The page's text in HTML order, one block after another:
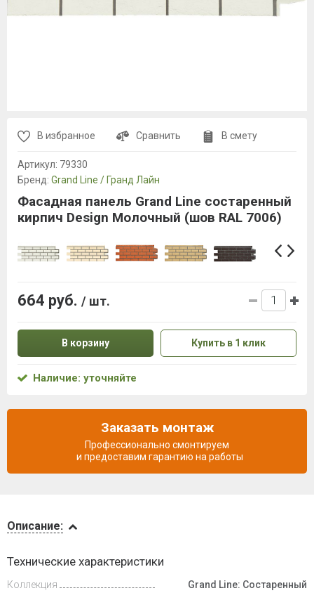
и оплата
Описание:
Технические характеристики
Коллекция
Grand Line: Состаренный
В избранное Сравнить В смету
Артикул: 79330
Бренд: Grand Line / Гранд Лайн
Фасадная панель Grand Line состаренный
кирпич Design Молочный (шов RAL 7006)
664 руб. / шт.
В корзину Купить в 1 клик
Наличие: уточняйте
Заказать монтаж
Профессионально смонтируем
и предоставим гарантию на работы